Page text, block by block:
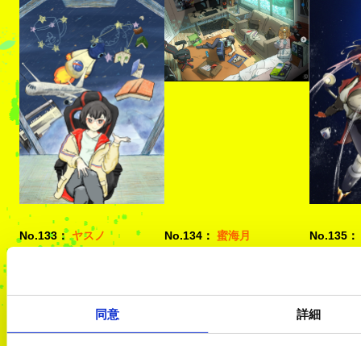
同意 詳細
No.133： ヤスノ No.134： 蜜海月 No.135：